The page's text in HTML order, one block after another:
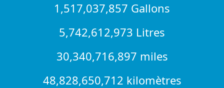
1,517,037,857 Gallons
5,742,612,973 Litres
30,340,716,897 miles
48,828,650,712 kilomètres